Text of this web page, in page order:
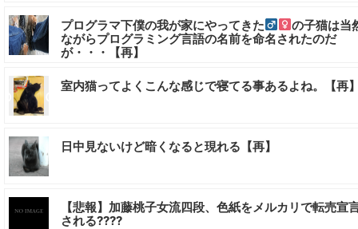
プログラマ下僕の我が家にやってきた
の子猫は当
ながらプログラミング言語の名前を命名されたのだ
が・・・【再】
室内猫ってよくこんな感じで寝てる事あるよね。【再
日中見ないけど暗くなると現れる【再】
【悲報】加藤桃子女流四段、色紙をメルカリで転売宣
される????